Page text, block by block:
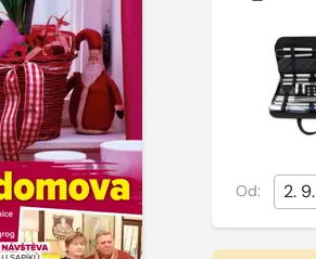
Od: